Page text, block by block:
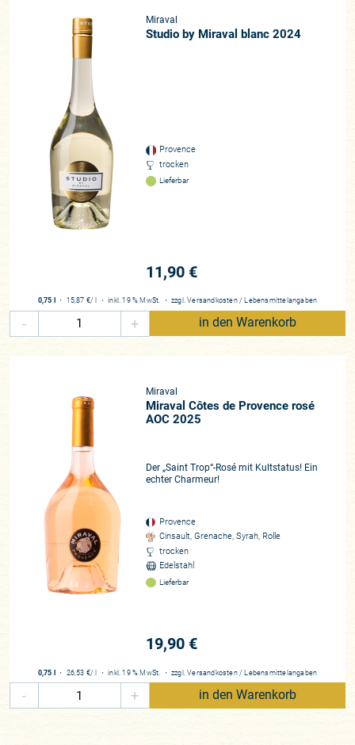
Miraval
Studio by Miraval blanc 2024
Provence
trocken
Lieferbar
11,90 €
0,75 l ・ 15,87 €/ l ・inkl. 19 % MwSt. ・ zzgl.Versandkosten / Lebensmittelangaben
- + in den Warenkorb
Miraval
Miraval Côtes de Provence rosé
AOC 2025
Der „Saint Trop“-Rosé mit Kultstatus! Ein
echter Charmeur!
Provence
Cinsault, Grenache, Syrah, Rolle
trocken
Edelstahl
Lieferbar
19,90 €
0,75 l ・ 26,53 €/ l ・inkl. 19 % MwSt. ・ zzgl.Versandkosten / Lebensmittelangaben
- + in den Warenkorb